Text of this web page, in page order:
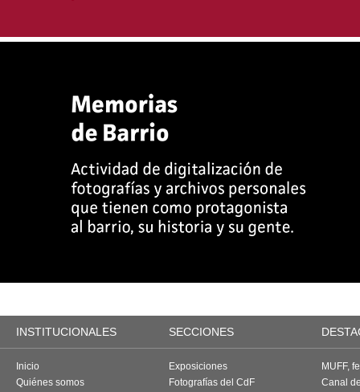
INSTITUCIONALES SECCIONES
Inicio
Quiénes somos
Exposiciones
Fotografías del CdF
MUFF,
Canal